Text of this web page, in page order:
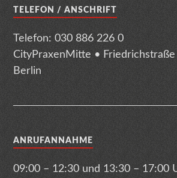
TELEFON / ANSCHRIFT
Telefon: 030 886 226 0
CityPraxenMitte •
Berlin
ANRUFANNAHME
09:00 – 12:30 und 13:30 – 17:00